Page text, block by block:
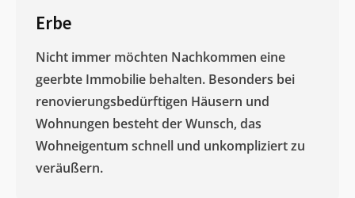
Erbe
Nicht immer möchten Nachkommen eine
geerbte Immobilie behalten. Besonders bei
renovierungsbedürftigen Häusern und
Wohnungen besteht der Wunsch, das
Wohneigentum schnell und unkompliziert zu
veräußern. ​